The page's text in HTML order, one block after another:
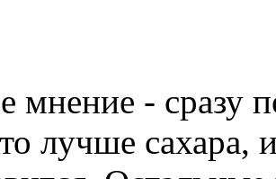
мнение - сразу
лучше сахара,